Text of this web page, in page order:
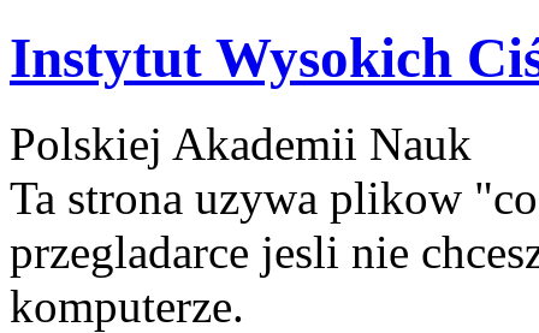
Instytut Wysokich
Polskiej Akademii Nauk
Ta strona uzywa plikow
przegladarce jesli nie
komputerze.